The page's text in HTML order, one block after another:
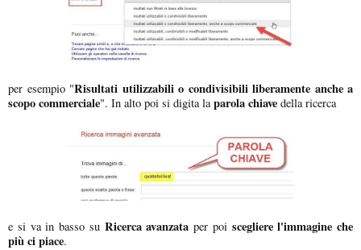
per esempio "Risultati utilizzabili o condivisibili liberamente anche a
scopo commerciale". In alto poi si digita laparola chiave della ricerca
e si va in basso suRicerca avanzata per poiscegliere l'immagine che
più ci piace.